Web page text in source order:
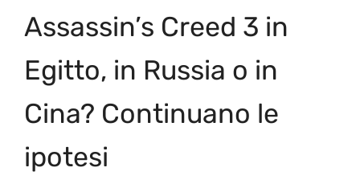
Assassin’s Creed 3 in
Egitto, in Russia o in
Cina? Continuano le
ipotesi